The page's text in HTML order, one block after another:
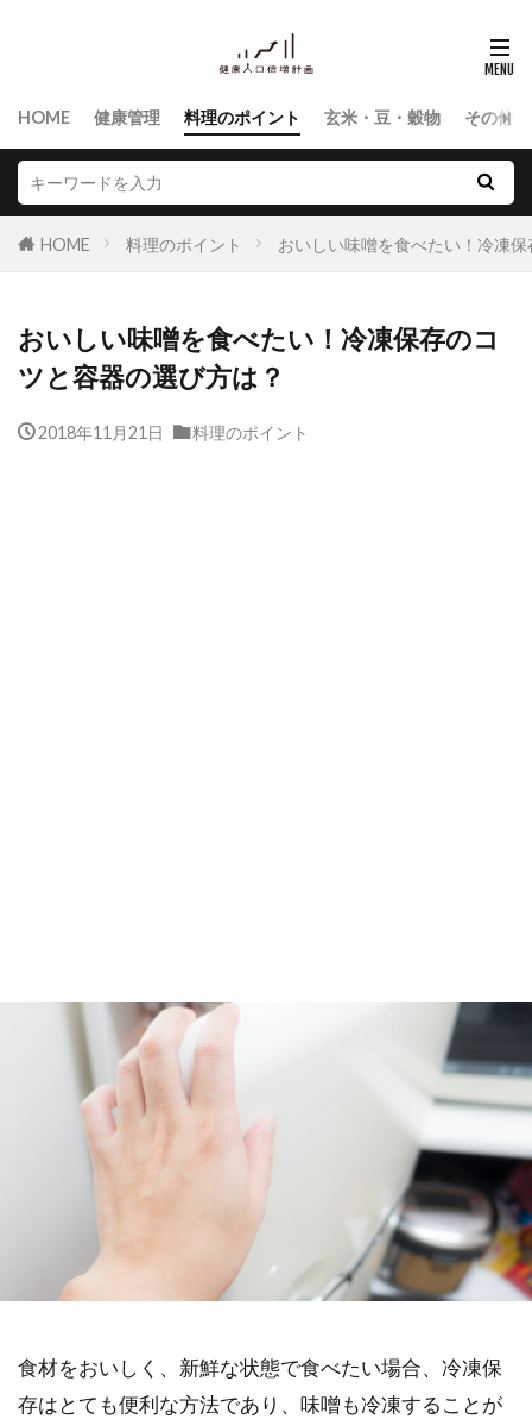
HOME 健康管理 料理のポイント 玄米・豆・穀物 その他
HOME 料理のポイント おいしい味噌を食べたい！冷凍
おいしい味噌を食べたい！冷凍保存のコ
ツと容器の選び方は？
2018年11月21日 料理のポイント
食材をおいしく、新鮮な状態で食べたい場合、冷凍保
存はとても便利な方法であり、味噌も冷凍することが